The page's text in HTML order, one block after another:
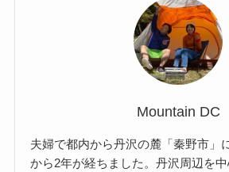
Mountain DC
夫婦で都内から丹沢の麓「秦野市」
から2年が経ちました。丹沢周辺を